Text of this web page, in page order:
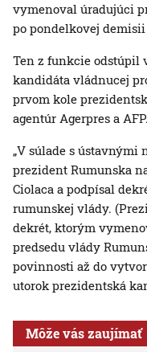
vymenoval úradujúci
po pondelkovej
Ten z funkcie odstúpil
kandidáta vládnucej
prvom kole
agentúr Agerpres a AFP.
„V súlade s ústavnými
prezident Rumunska
Ciolaca a podpísal
rumunskej vlády.
dekrét, ktorým
predsedu vlády
povinnosti až do
utorok prezidentská
Môže vás zaujímať